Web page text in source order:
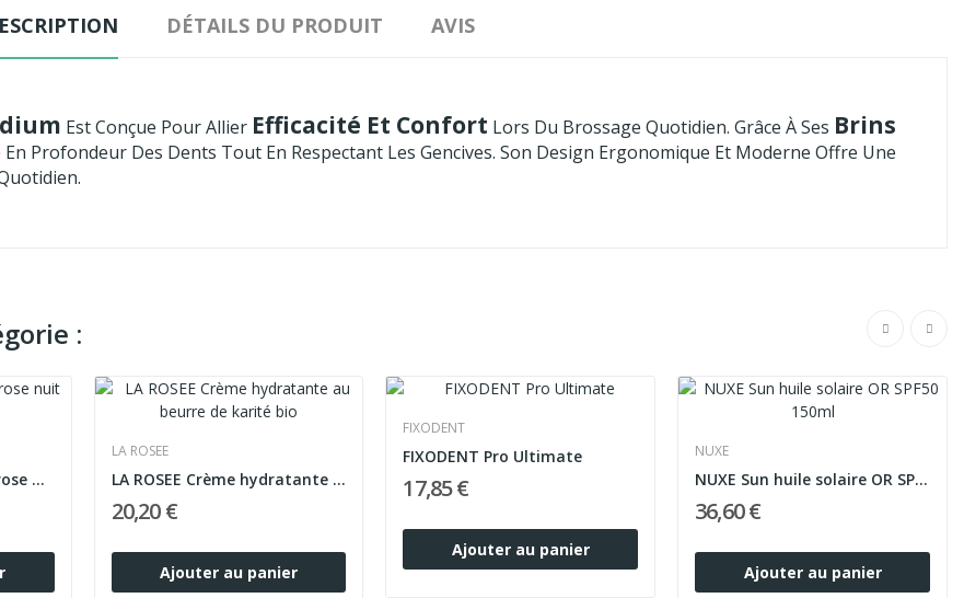
DÉTAILS DU PRODUIT AVIS
Est Conçue Pour Allier Efficacité Et Confort Lors Du Brossage Quotidien. Grâce À Ses Brins
Profondeur Des Dents Tout En Respectant Les Gencives. Son Design Ergonomique Et Moderne Offre Une
:
Lovren – Crayon lèvres rose nuit LP2
LA ROSEE
LA ROSEE Crème hydratante au beurre de karité bio
20,20 €
Ajouter au panier
FIXODENT
FIXODENT Pro Ultimate
17,85 €
Ajouter au panier
NUXE
NUXE Sun huile solaire OR SPF50 150ml
36,60 €
Ajouter au panier